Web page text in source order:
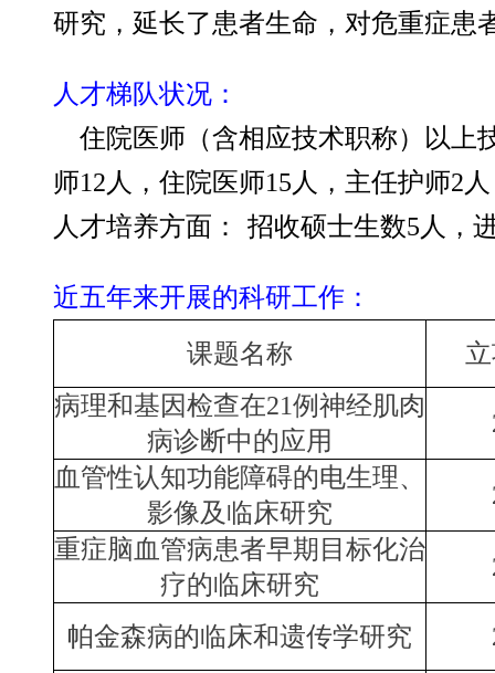
研究，延长了患者生命，对危重症患
人才梯队状况：
住院医师（含相应技术职称）以上
师12人，住院医师15人，主任护师2
人才培养方面 ： 招收硕士生数5人，
近五年来开展的科研工作：
课题名称
病理和基因检查在21例神经肌肉
病诊断中的应用
血管性认知功能障碍的电生理、
影像及临床研究
重症脑血管病患者早期目标化治
疗的临床研究
帕金森病的临床和遗传学研究